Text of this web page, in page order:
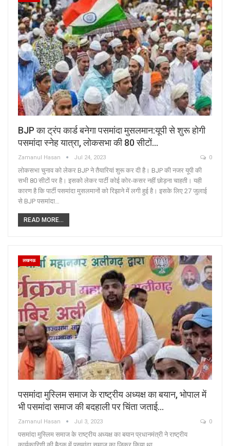
BJP का ट्रंप कार्ड बनेगा पसमांदा मुसलमान:यूपी से शुरू होगी
पसमांदा स्नेह यात्रा, लोकसभा की 80 सीटों…
Zamanul Hasan Jul 24, 2023 0
लोकसभा चुनाव को लेकर BJP ने तैयारियां शुरू कर दी है। BJP की नजर यूपी की
सभी 80 सीटों पर है। इसको लेकर पार्टी कोई कोर-कसर नहीं छोड़ना चाहती। यही
कारण है कि पार्टी पसमांदा मुसलमानों को रिझाने में लगी हुई है। इसके लिए 27 जुलाई
से BJP पसमांदा…
READ MORE...
लखनऊ
पसमांदा मुस्लिम समाज के राष्ट्रीय अध्यक्ष का बयान, भोपाल में
भी पसमांदा समाज की बदहाली पर चिंता जताई…
Zamanul Hasan Jul 3, 2023 0
पसमांदा मुस्लिम समाज के राष्ट्रीय अध्यक्ष का बयान प्रधानमंत्री ने राष्ट्रीय